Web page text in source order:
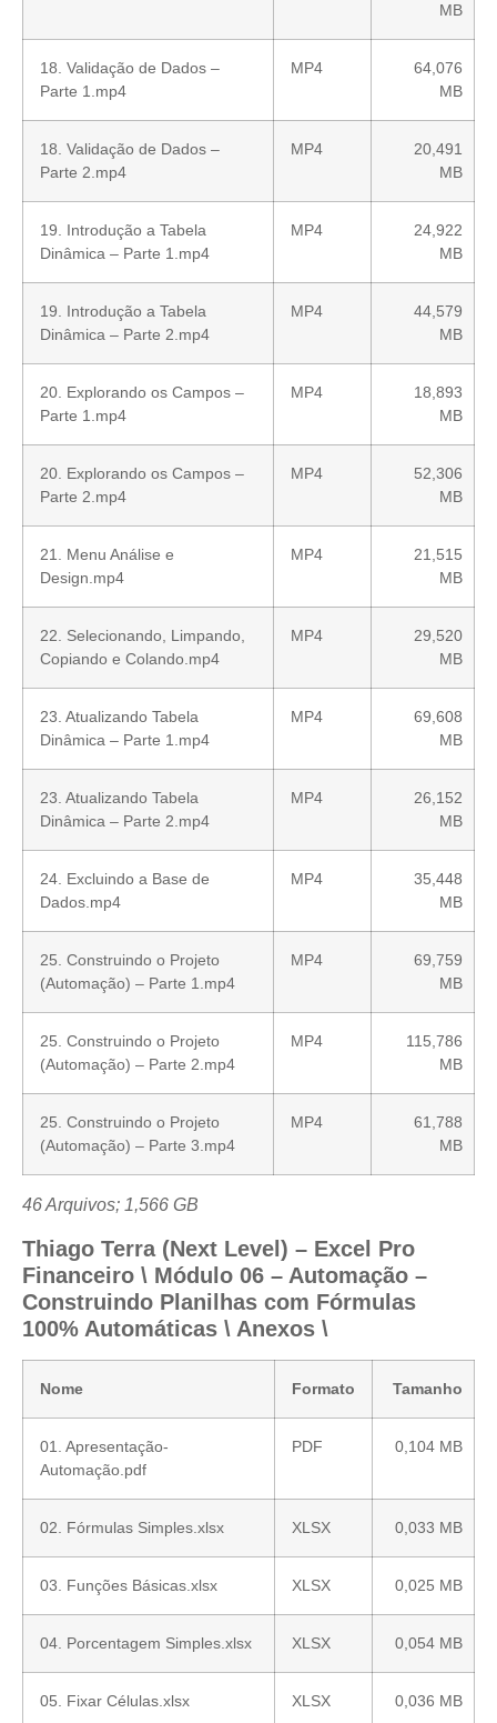
MB
18. Validação de Dados –
Parte 1.mp4
MP4
64,076
MB
18. Validação de Dados –
Parte 2.mp4
MP4
20,491
MB
19. Introdução a Tabela
Dinâmica – Parte 1.mp4
MP4
24,922
MB
19. Introdução a Tabela
Dinâmica – Parte 2.mp4
MP4
44,579
MB
20. Explorando os Campos –
Parte 1.mp4
MP4
18,893
MB
20. Explorando os Campos –
Parte 2.mp4
MP4
52,306
MB
21. Menu Análise e
Design.mp4
MP4
21,515
MB
22. Selecionando, Limpando,
Copiando e Colando.mp4
MP4
29,520
MB
23. Atualizando Tabela
Dinâmica – Parte 1.mp4
MP4
69,608
MB
23. Atualizando Tabela
Dinâmica – Parte 2.mp4
MP4
26,152
MB
24. Excluindo a Base de
Dados.mp4
MP4
35,448
MB
25. Construindo o Projeto
(Automação) – Parte 1.mp4
MP4
69,759
MB
25. Construindo o Projeto
(Automação) – Parte 2.mp4
MP4
115,786
MB
25. Construindo o Projeto
(Automação) – Parte 3.mp4
MP4
61,788
MB
46 Arquivos; 1,566 GB
Thiago Terra (Next Level) – Excel Pro
Financeiro \ Módulo 06 – Automação –
Construindo Planilhas com Fórmulas
100% Automáticas \ Anexos \
Nome Formato Tamanho
01. Apresentação-
Automação.pdf
PDF 0,104 MB
02. Fórmulas Simples.xlsx XLSX 0,033 MB
03. Funções Básicas.xlsx XLSX 0,025 MB
04. Porcentagem Simples.xlsx XLSX 0,054 MB
05. Fixar Células.xlsx XLSX 0,036 MB